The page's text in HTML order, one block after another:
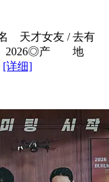
才女友 / 去有
2026◎产 地
[详细]